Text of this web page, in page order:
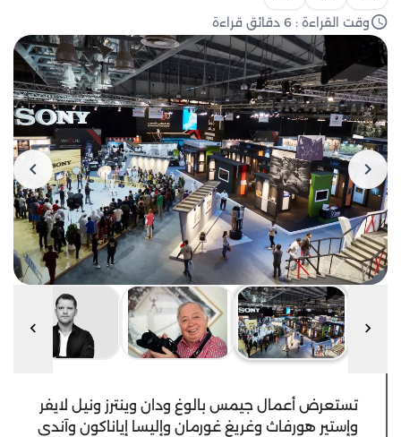
وقت القراءة : 6 دقائق قراءة
تستعرض أعمال جيمس بالوغ ودان وينترز ونيل لايفر
وإستير هورفاث وغريغ غورمان وإليسا إياناكون وآندي